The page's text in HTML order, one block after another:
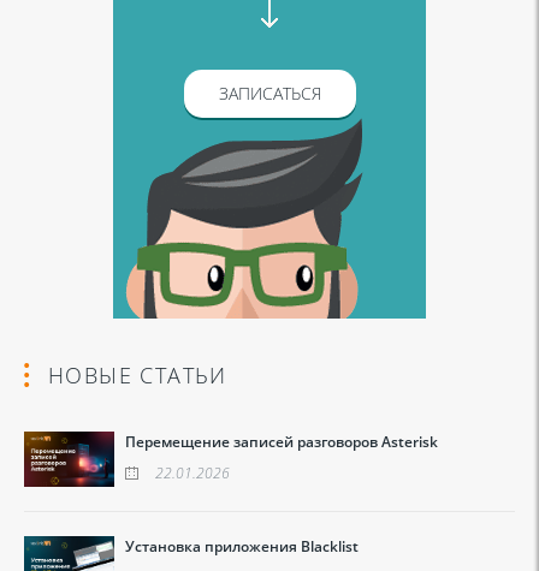
ЗАПИСАТЬСЯ
НОВЫЕ СТАТЬИ
Перемещение записей разговоров Asterisk
22.01.2026
Установка приложения Blacklist